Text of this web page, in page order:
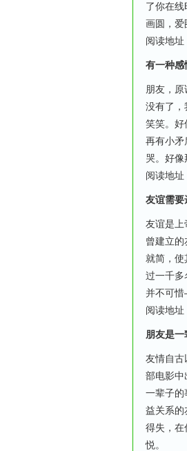
了你在
画圆，爱
阅读地址
有一种感
朋友，
没有了，
笑笑。好
再有小矛
哭。好像
阅读地址
友谊需要
友谊是上
曾建立
就简，使
过一千多
并不可
阅读地址
朋友是
友情自古
部电影中
一辈子的
益关系的
得失，在
悦。